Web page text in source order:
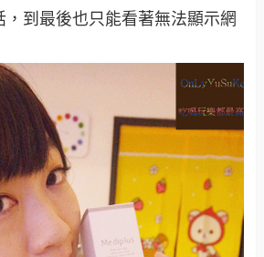
，到最後也只能看著無法顯示網